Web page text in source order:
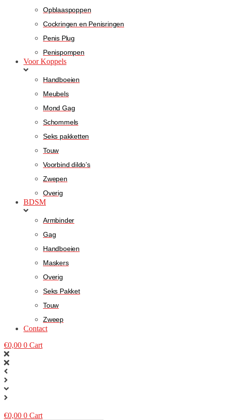
Opblaaspoppen
Cockringen en Penisringen
Penis Plug
Penispompen
Voor Koppels
Handboeien
Meubels
Mond Gag
Schommels
Seks pakketten
Touw
Voorbind dildo’s
Zwepen
Overig
BDSM
Armbinder
Gag
Handboeien
Maskers
Overig
Seks Pakket
Touw
Zweep
Contact
€0,00 0 Cart
€0,00 0 Cart